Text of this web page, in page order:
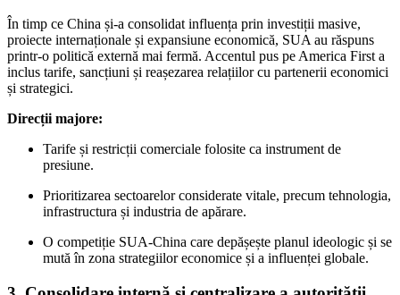
În timp ce China și-a consolidat influența prin investiții masive,
proiecte internaționale și expansiune economică, SUA au răspuns
printr-o politică externă mai fermă. Accentul pus pe America First a
inclus tarife, sancțiuni și reașezarea relațiilor cu partenerii economici
și strategici.
Direcții majore:
Tarife și restricții comerciale folosite ca instrument de
presiune.
Prioritizarea sectoarelor considerate vitale, precum tehnologia,
infrastructura și industria de apărare.
O competiție SUA-China care depășește planul ideologic și se
mută în zona strategiilor economice și a influenței globale.